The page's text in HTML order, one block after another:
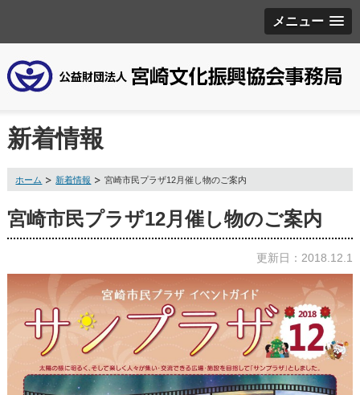
メニュー
新着情報
ホーム 新着情報 宮崎市民プラザ12月催し物のご案内
宮崎市民プラザ12月催し物のご案内
更新日：2018.12.1